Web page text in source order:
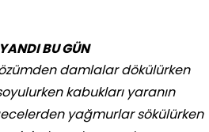
BU GÜN
damlalar dökülürken
kabukları yaranın
yağmurlar sökülürken